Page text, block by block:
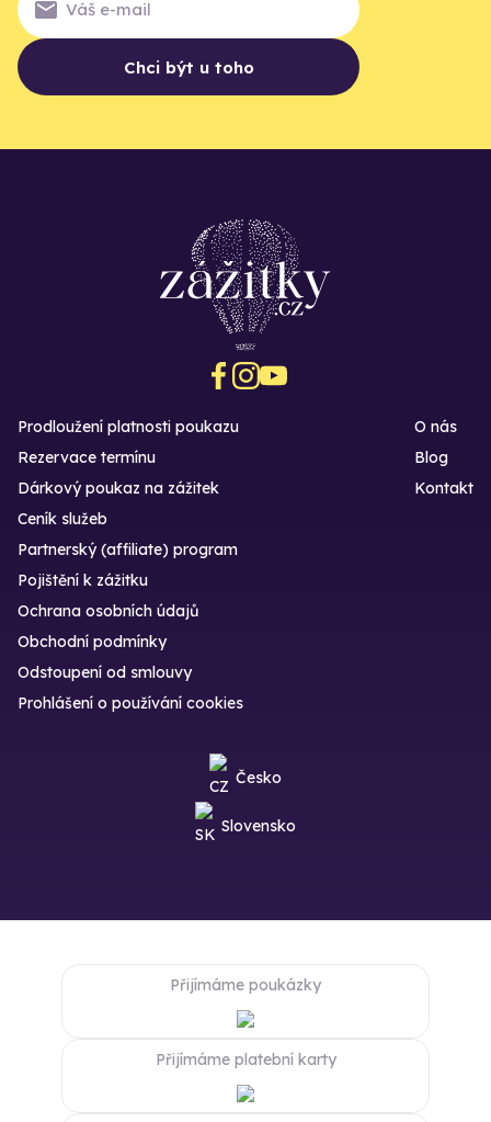
Chci být u toho
Prodloužení platnosti poukazu
Rezervace termínu
Dárkový poukaz na zážitek
O nás
Blog
Kontakt
Ceník služeb
Partnerský (affiliate) program
Pojištění k zážitku
Ochrana osobních údajů
Obchodní podmínky
Odstoupení od smlouvy
Prohlášení o používání cookies
Česko
Slovensko
Přijímáme poukázky
Přijímáme platební karty